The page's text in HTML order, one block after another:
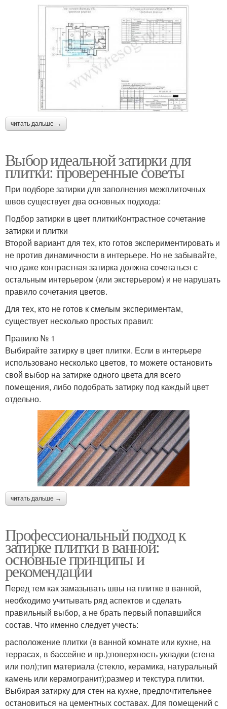
читать дальше →
Выбор идеальной затирки для
плитки: проверенные советы
При подборе затирки для заполнения межплиточных
швов существует два основных подхода:
Подбор затирки в цвет плиткиКонтрастное сочетание
затирки и плитки
Второй вариант для тех, кто готов экспериментировать и
не против динамичности в интерьере. Но не забывайте,
что даже контрастная затирка должна сочетаться с
остальным интерьером (или экстерьером) и не нарушать
правило сочетания цветов.
Для тех, кто не готов к смелым экспериментам,
существует несколько простых правил:
Правило № 1
Выбирайте затирку в цвет плитки. Если в интерьере
использовано несколько цветов, то можете остановить
свой выбор на затирке одного цвета для всего
помещения, либо подобрать затирку под каждый цвет
отдельно.
читать дальше →
Профессиональный подход к
затирке плитки в ванной:
основные принципы и
рекомендации
Перед тем как замазывать швы на плитке в ванной,
необходимо учитывать ряд аспектов и сделать
правильный выбор, а не брать первый попавшийся
состав. Что именно следует учесть:
расположение плитки (в ванной комнате или кухне, на
террасах, в бассейне и пр.);поверхность укладки (стена
или пол);тип материала (стекло, керамика, натуральный
камень или керамогранит);размер и текстура плитки.
Выбирая затирку для стен на кухне, предпочтительнее
остановиться на цементных составах. Для помещений с